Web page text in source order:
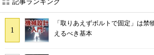
「取りあえずボルトで固定」は
えるべき基本